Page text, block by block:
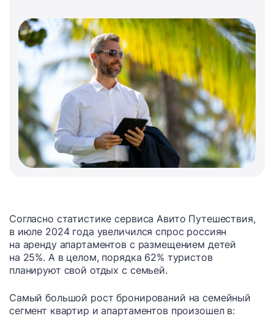
Согласно статистике сервиса Авито Путешествия,
в июле 2024 года увеличился спрос россиян
на аренду апартаментов с размещением детей
на 25%. А в целом, порядка 62% туристов
планируют свой отдых с семьей.
Самый большой рост бронирований на семейный
сегмент квартир и апартаментов произошел в: